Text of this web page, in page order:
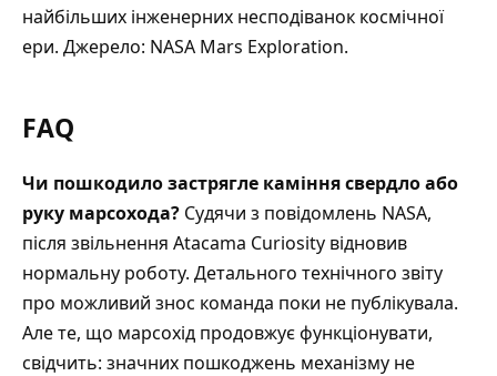
найбільших інженерних несподіванок космічної
ери. Джерело: NASA Mars Exploration.
FAQ
Чи пошкодило застрягле каміння свердло або
руку марсохода? Судячи з повідомлень NASA,
після звільнення Atacama Curiosity відновив
нормальну роботу. Детального технічного звіту
про можливий знос команда поки не публікувала.
Але те, що марсохід продовжує функціонувати,
свідчить: значних пошкоджень механізму не